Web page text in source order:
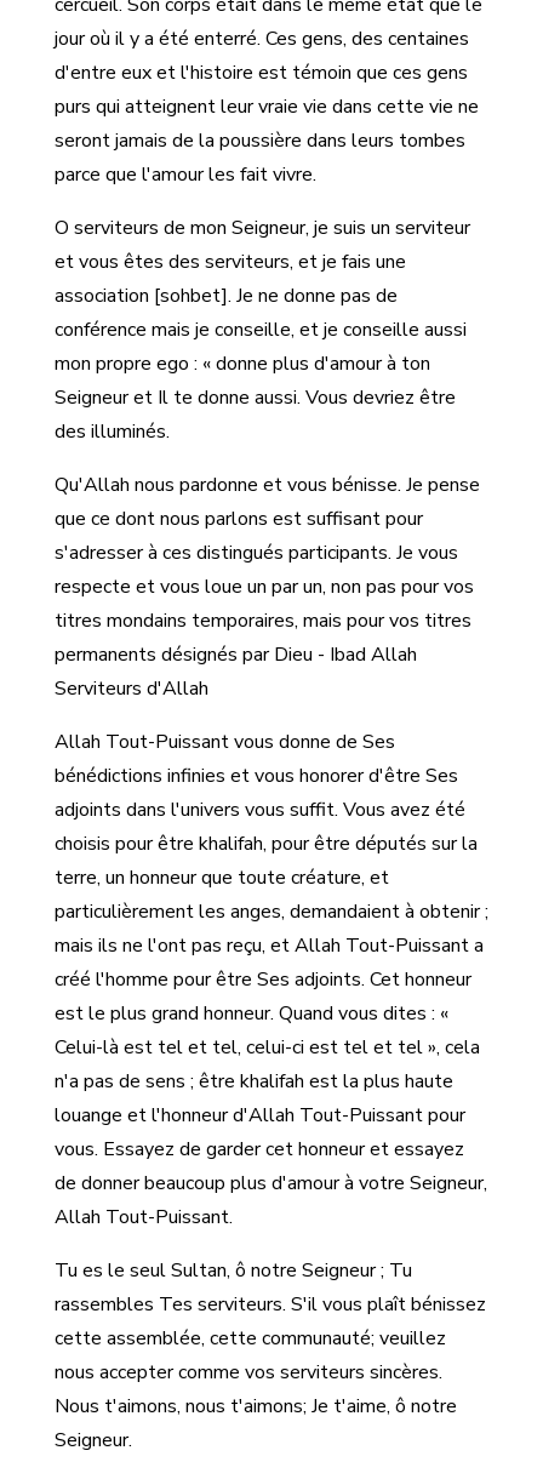
jour où il y a été enterré. Ces gens, des centaines
d'entre eux et l'histoire est témoin que ces gens
purs qui atteignent leur vraie vie dans cette vie ne
seront jamais de la poussière dans leurs tombes
parce que l'amour les fait vivre.
O serviteurs de mon Seigneur, je suis un serviteur
et vous êtes des serviteurs, et je fais une
association [sohbet]. Je ne donne pas de
conférence mais je conseille, et je conseille aussi
mon propre ego : « donne plus d'amour à ton
Seigneur et Il te donne aussi. Vous devriez être
des illuminés.
Qu'Allah nous pardonne et vous bénisse. Je pense
que ce dont nous parlons est suffisant pour
s'adresser à ces distingués participants. Je vous
respecte et vous loue un par un, non pas pour vos
titres mondains temporaires, mais pour vos titres
permanents désignés par Dieu - Ibad Allah
Serviteurs d'Allah
Allah Tout-Puissant vous donne de Ses
bénédictions infinies et vous honorer d'être Ses
adjoints dans l'univers vous suffit. Vous avez été
choisis pour être khalifah, pour être députés sur la
terre, un honneur que toute créature, et
particulièrement les anges, demandaient à obtenir ;
mais ils ne l'ont pas reçu, et Allah Tout-Puissant a
créé l'homme pour être Ses adjoints. Cet honneur
est le plus grand honneur. Quand vous dites : «
Celui-là est tel et tel, celui-ci est tel et tel », cela
n'a pas de sens ; être khalifah est la plus haute
louange et l'honneur d'Allah Tout-Puissant pour
vous. Essayez de garder cet honneur et essayez
de donner beaucoup plus d'amour à votre Seigneur,
Allah Tout-Puissant.
Tu es le seul Sultan, ô notre Seigneur ; Tu
rassembles Tes serviteurs. S'il vous plaît bénissez
cette assemblée, cette communauté; veuillez
nous accepter comme vos serviteurs sincères.
Nous t'aimons, nous t'aimons; Je t'aime, ô notre
Seigneur.